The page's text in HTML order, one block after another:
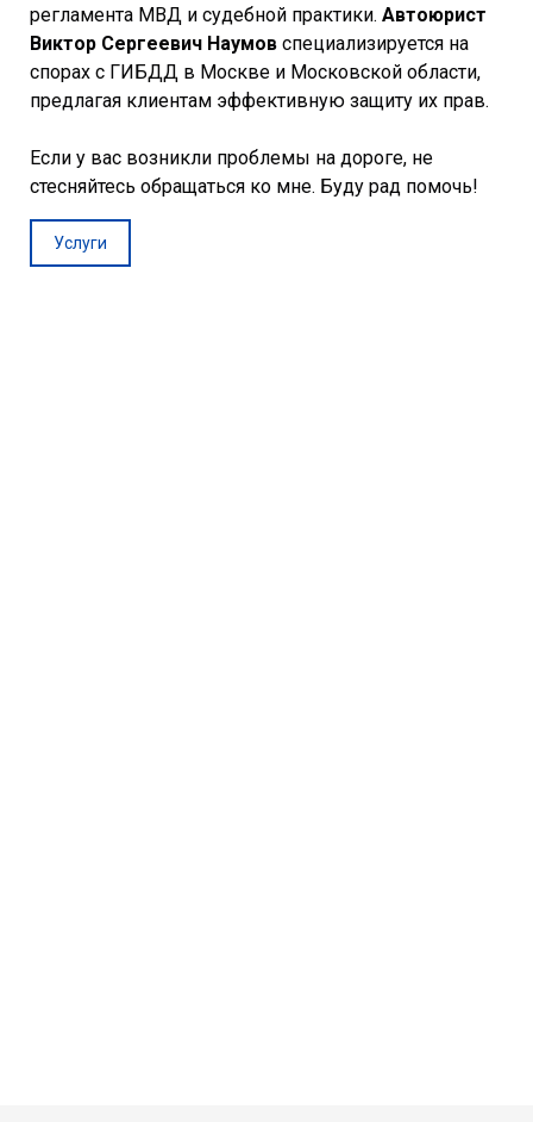
регламента МВД и судебной практики. Автоюрист
Виктор Сергеевич Наумов специализируется на
спорах с ГИБДД в Москве и Московской области,
предлагая клиентам эффективную защиту их прав.
Если у вас возникли проблемы на дороге, не
стесняйтесь обращаться ко мне. Буду рад помочь!
Услуги